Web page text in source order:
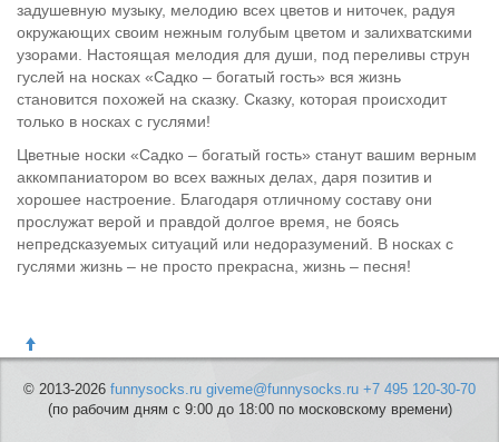
задушевную музыку, мелодию всех цветов и ниточек, радуя
окружающих своим нежным голубым цветом и залихватскими
узорами. Настоящая мелодия для души, под переливы струн
гуслей на носках «Садко – богатый гость» вся жизнь
становится похожей на сказку. Сказку, которая происходит
только в носках с гуслями!
Цветные носки «Садко – богатый гость» станут вашим верным
аккомпаниатором во всех важных делах, даря позитив и
хорошее настроение. Благодаря отличному составу они
прослужат верой и правдой долгое время, не боясь
непредсказуемых ситуаций или недоразумений. В носках с
гуслями жизнь – не просто прекрасна, жизнь – песня!
© 2013-2026 funnysocks.ru giveme@funnysocks.ru +7 495 120-30-70
(по рабочим дням с 9:00 до 18:00 по московскому времени)